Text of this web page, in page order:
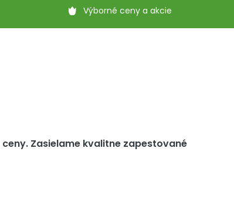
Výborné ceny a akcie
Zasielame kvalitne zapestované